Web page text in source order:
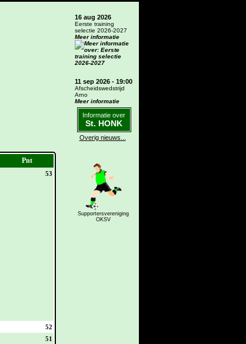
Pnt
53
52
51
16 aug 2026
Eerste training
selectie 2026-2027
Meer informatie
11 sep 2026 - 19:00
Afscheidswedstrijd
Arno
Meer informatie
Informatie over
St. HONK
Overig nieuws...
Supportersvereniging
OKSV